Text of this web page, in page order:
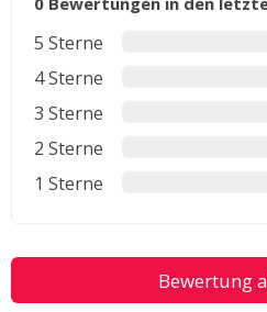
5 Sterne
4 Sterne
3 Sterne
2 Sterne
1 Sterne
Bewertung